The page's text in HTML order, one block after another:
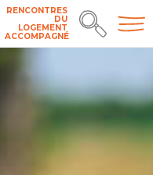
RENCONTRES
DU
LOGEMENT
ACCOMPAGNÉ